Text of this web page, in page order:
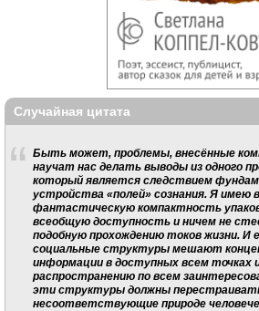
Случайная цитата
Быть может, проблемы, внесённые
научат нас делать выводы из одного
который является следствием
устройства «полей» сознания. Я имею
фантастическую компактность
всеобщую доступность и ничем не
подобную прохождению токов жизни. И
социальные структуры мешают
информации в доступных всем точках
распространению по всем
эти структуры должны
несоответствующие природе